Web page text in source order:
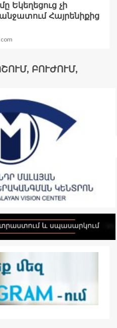
Եկեղեցուց չի
Հայրենիքից
ԲՈՒԺՈՒՄ,